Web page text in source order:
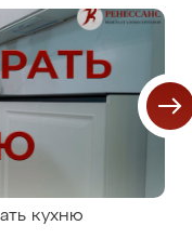
кухню